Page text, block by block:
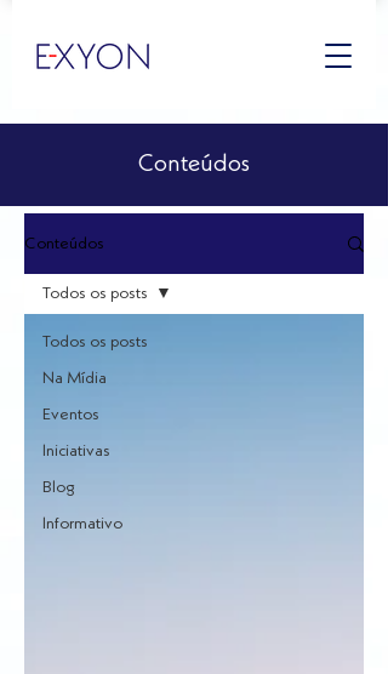
Conteúdos
Conteúdos
Todos os posts
Na Mídia
Eventos
Iniciativas
Blog
Informativo
Todos os posts